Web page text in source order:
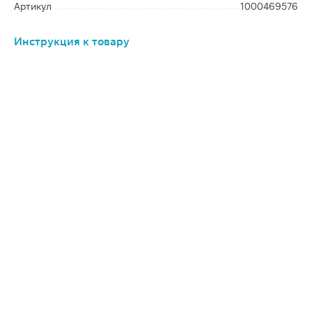
Артикул
1000469576
Инструкция к товару